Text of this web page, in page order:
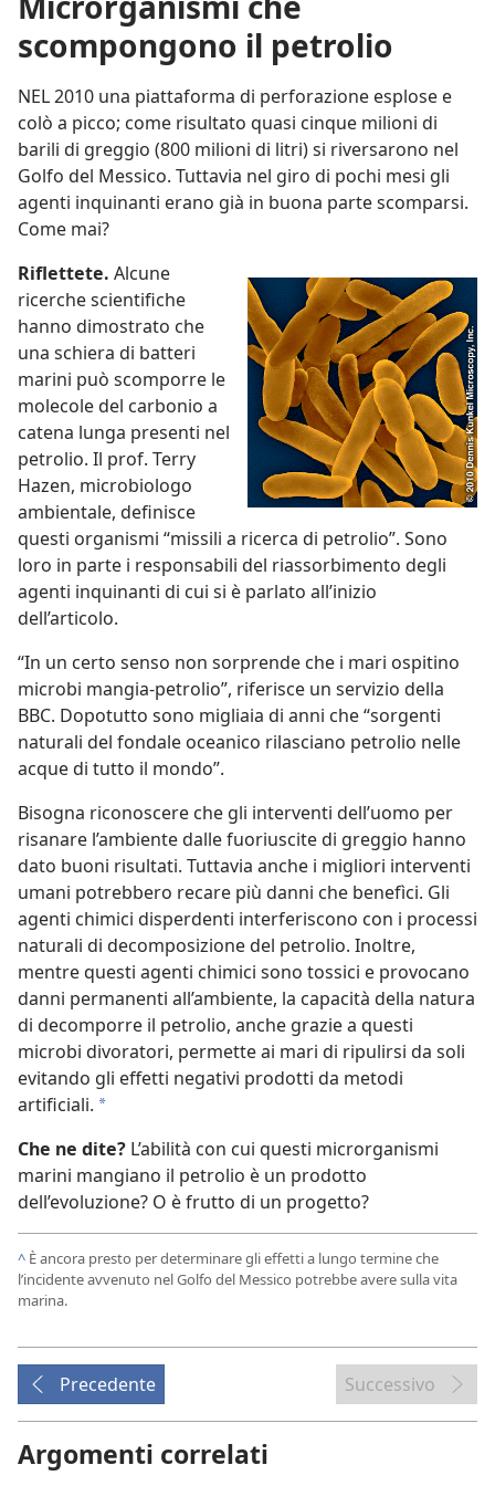
scompongono il petrolio
NEL 2010 una piattaforma di perforazione esplose e
colò a picco; come risultato quasi cinque milioni di
barili di greggio (800 milioni di litri) si riversarono nel
Golfo del Messico. Tuttavia nel giro di pochi mesi gli
agenti inquinanti erano già in buona parte scomparsi.
Come mai?
Riflettete. Alcune
ricerche scientifiche
hanno dimostrato che
una schiera di batteri
marini può scomporre le
molecole del carbonio a
catena lunga presenti nel
petrolio. Il prof. Terry
Hazen, microbiologo
ambientale, definisce
questi organismi “missili a ricerca di petrolio”. Sono
loro in parte i responsabili del riassorbimento degli
agenti inquinanti di cui si è parlato all’inizio
dell’articolo.
“In un certo senso non sorprende che i mari ospitino
microbi mangia-petrolio”, riferisce un servizio della
BBC. Dopotutto sono migliaia di anni che “sorgenti
naturali del fondale oceanico rilasciano petrolio nelle
acque di tutto il mondo”.
Bisogna riconoscere che gli interventi dell’uomo per
risanare l’ambiente dalle fuoriuscite di greggio hanno
dato buoni risultati. Tuttavia anche i migliori interventi
umani potrebbero recare più danni che benefìci. Gli
agenti chimici disperdenti interferiscono con i processi
naturali di decomposizione del petrolio. Inoltre,
mentre questi agenti chimici sono tossici e provocano
danni permanenti all’ambiente, la capacità della natura
di decomporre il petrolio, anche grazie a questi
microbi divoratori, permette ai mari di ripulirsi da soli
evitando gli effetti negativi prodotti da metodi
artificiali. *
Che ne dite? L’abilità con cui questi microrganismi
marini mangiano il petrolio è un prodotto
dell’evoluzione? O è frutto di un progetto?
^ È ancora presto per determinare gli effetti a lungo termine che
l’incidente avvenuto nel Golfo del Messico potrebbe avere sulla vita
marina.
Precedente Successivo
Argomenti correlati